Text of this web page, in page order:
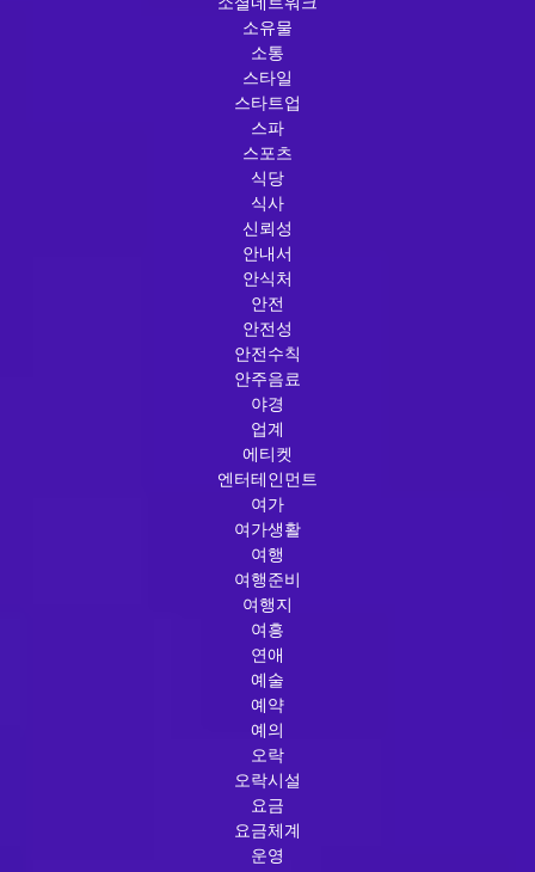
소유물
소통
스타일
스타트업
스파
스포츠
식당
식사
신뢰성
안내서
안식처
안전
안전성
안전수칙
안주음료
야경
업계
에티켓
엔터테인먼트
여가
여가생활
여행
여행준비
여행지
여흥
연애
예술
예약
예의
오락
오락시설
요금
요금체계
운영